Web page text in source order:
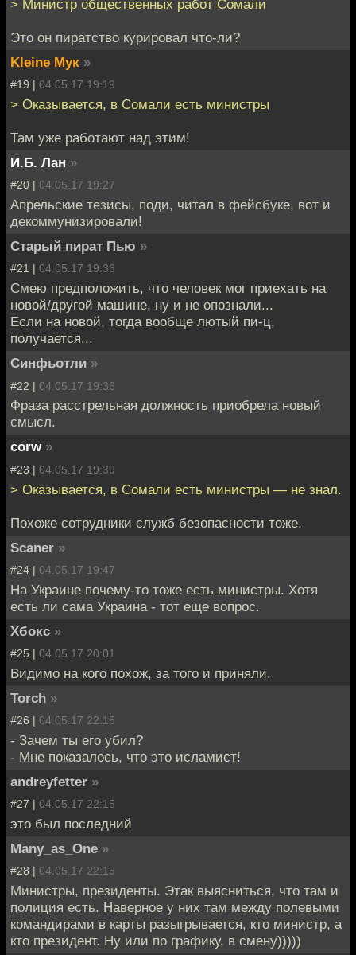
> Министр общественных работ Сомали
Это он пиратство курировал что-ли?
Kleine Мук »
#19 | 04.05.17 19:19
> Оказывается, в Сомали есть министры
Там уже работают над этим!
И.Б. Лан »
#20 | 04.05.17 19:27
Апрельские тезисы, поди, читал в фейсбуке, вот и
декоммунизировали!
Старый пират Пью »
#21 | 04.05.17 19:36
Смею предположить, что человек мог приехать на
новой/другой машине, ну и не опознали...
Если на новой, тогда вообще лютый пи-ц,
получается...
Синфьотли »
#22 | 04.05.17 19:36
Фраза расстрельная должность приобрела новый
смысл.
corw »
#23 | 04.05.17 19:39
> Оказывается, в Сомали есть министры — не знал.
Похоже сотрудники служб безопасности тоже.
Scaner »
#24 | 04.05.17 19:47
На Украине почему-то тоже есть министры. Хотя
есть ли сама Украина - тот еще вопрос.
Хбокс »
#25 | 04.05.17 20:01
Видимо на кого похож, за того и приняли.
Torch »
#26 | 04.05.17 22:15
- Зачем ты его убил?
- Мне показалось, что это исламист!
andreyfetter »
#27 | 04.05.17 22:15
это был последний
Many_as_One »
#28 | 04.05.17 22:15
Министры, президенты. Этак выясниться, что там и
полиция есть. Наверное у них там между полевыми
командирами в карты разыгрывается, кто министр, а
кто президент. Ну или по графику, в смену)))))